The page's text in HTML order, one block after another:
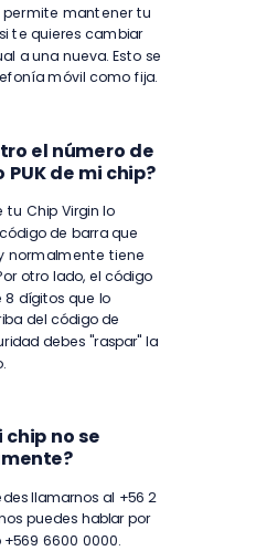
permite mantener tu
te quieres cambiar
a una nueva. Esto se
móvil como fija.
el número de
de mi chip?
tu Chip Virgin lo
de barra que
normalmente tiene
otro lado, el código
8 dígitos que lo
del código de
debes "raspar" la
chip no se
llamarnos al +56 2
puedes hablar por
6600 0000.